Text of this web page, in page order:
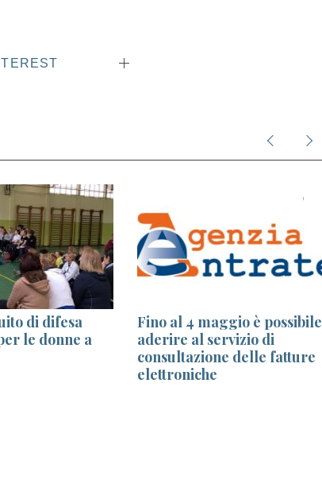
di difesa
le donne a
Fino al 4 maggio è possibile
aderire al servizio di
consultazione delle fatture
elettroniche